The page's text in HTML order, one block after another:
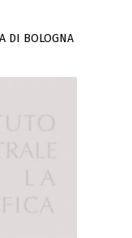
DI BOLOGNA